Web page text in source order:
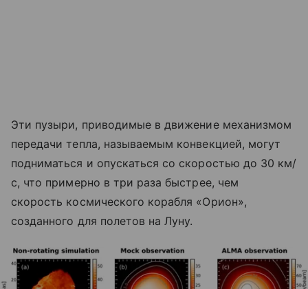
Эти пузыри, приводимые в движение механизмом
передачи тепла, называемым конвекцией, могут
подниматься и опускаться со скоростью до 30 км/
с, что примерно в три раза быстрее, чем
скорость космического корабля «Орион»,
созданного для полетов на Луну.